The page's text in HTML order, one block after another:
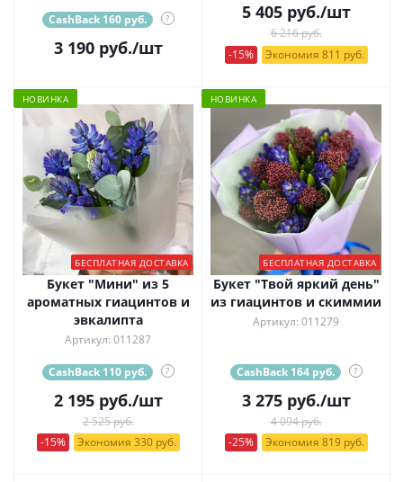
CashBack 160 руб. ?
3 190руб./шт
5 405руб./шт
6 216 руб.
-15%
Экономия 811 руб.
НОВИНКА
БЕСПЛАТНАЯ ДОСТАВКА
Букет "Мини" из 5
ароматных гиацинтов и
эвкалипта
Артикул: 011287
CashBack 110 руб. ?
2 195руб./шт
2 525 руб.
-15%
Экономия 330 руб.
НОВИНКА
БЕСПЛАТНАЯ ДОСТАВКА
Букет "Твой яркий день"
из гиацинтов и скиммии
Артикул: 011279
CashBack 164 руб. ?
3 275руб./шт
4 094 руб.
-25%
Экономия 819 руб.